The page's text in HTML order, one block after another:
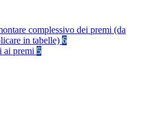
complessivo dei premi (da
in tabelle) 6
ai premi 5